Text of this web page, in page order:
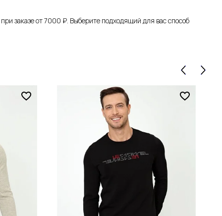
заказе от 7000 ₽. Выберите подходящий для вас способ